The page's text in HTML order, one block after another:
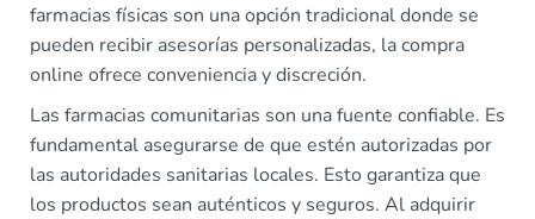
farmacias físicas son una opción tradicional donde se
pueden recibir asesorías personalizadas, la compra
online ofrece conveniencia y discreción.
Las farmacias comunitarias son una fuente confiable. Es
fundamental asegurarse de que estén autorizadas por
las autoridades sanitarias locales. Esto garantiza que
los productos sean auténticos y seguros. Al adquirir